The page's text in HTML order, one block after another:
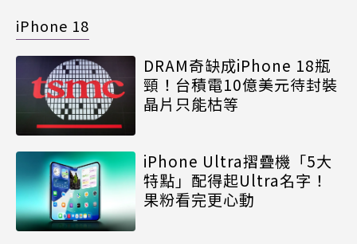
iPhone 18
DRAM奇缺成iPhone 18瓶
頸！台積電10億美元待封裝
晶片只能枯等
iPhone Ultra摺疊機「5大
特點」配得起Ultra名字！
果粉看完更心動